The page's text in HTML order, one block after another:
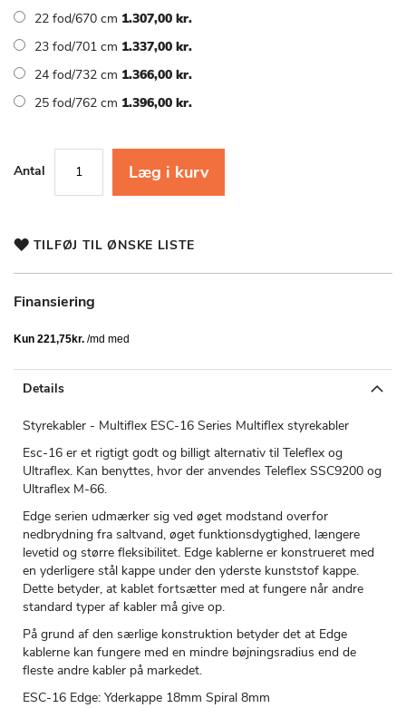
22 fod/670 cm 1.307,00 kr.
23 fod/701 cm 1.337,00 kr.
24 fod/732 cm 1.366,00 kr.
25 fod/762 cm 1.396,00 kr.
Antal Læg i kurv
TILFØJ TIL ØNSKE LISTE
Finansiering
Details
Styrekabler - Multiflex ESC-16 Series Multiflex styrekabler
Esc-16 er et rigtigt godt og billigt alternativ til Teleflex og
Ultraflex. Kan benyttes, hvor der anvendes Teleflex SSC9200 og
Ultraflex M-66.
Edge serien udmærker sig ved øget modstand overfor
nedbrydning fra saltvand, øget funktionsdygtighed, længere
levetid og større fleksibilitet. Edge kablerne er konstrueret med
en yderligere stål kappe under den yderste kunststof kappe.
Dette betyder, at kablet fortsætter med at fungere når andre
standard typer af kabler må give op.
På grund af den særlige konstruktion betyder det at Edge
kablerne kan fungere med en mindre bøjningsradius end de
fleste andre kabler på markedet.
ESC-16 Edge: Yderkappe 18mm Spiral 8mm